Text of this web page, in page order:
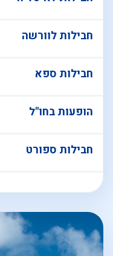
חבילות לוורשה
חבילות ספא
הופעות בחו"ל
חבילות ספורט